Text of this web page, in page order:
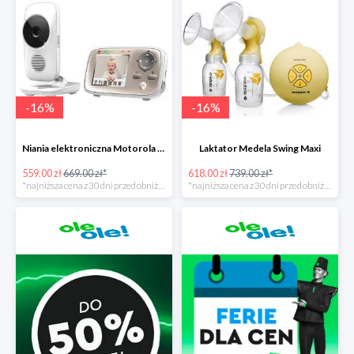
-16%
Niania elektroniczna Motorola MBP 667 Connect
559.00 zł669.00 zł*
*najniższa cena z 30 dni przed obniżką
-16%
Laktator Medela Swing Maxi
618.00 zł739.00 zł*
*najniższa cena z 30 dni przed obniżką